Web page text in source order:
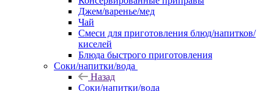
Джем/варенье/мед
Чай
Смеси для приготовления блюд/напитков/
киселей
Блюда быстрого приготовления
Соки/напитки/вода
Назад
Соки/напитки/вода